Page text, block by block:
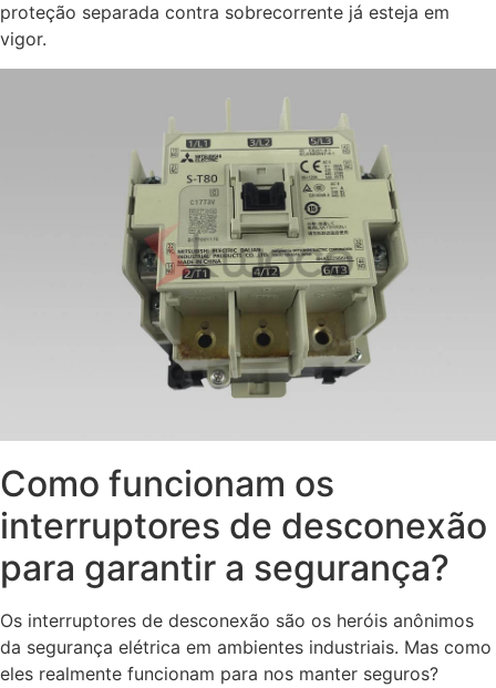
proteção separada contra sobrecorrente já esteja em
vigor.
Como funcionam os
interruptores de desconexão
para garantir a segurança?
Os interruptores de desconexão são os heróis anônimos
da segurança elétrica em ambientes industriais. Mas como
eles realmente funcionam para nos manter seguros?